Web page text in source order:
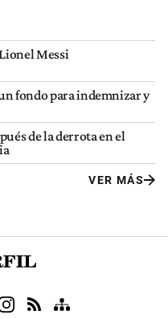
Messi
fondo para indemnizar y
de la derrota en el
VER MÁS